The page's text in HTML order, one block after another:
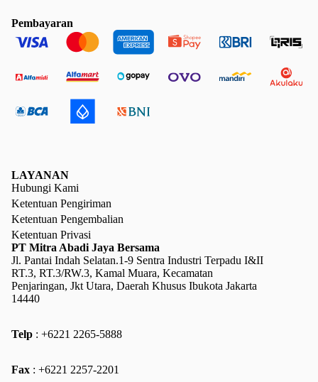
Pembayaran
LAYANAN
Hubungi Kami
Ketentuan Pengiriman
Ketentuan Pengembalian
Ketentuan Privasi
PT Mitra Abadi Jaya Bersama
Jl. Pantai Indah Selatan.1-9 Sentra Industri Terpadu I&II
RT.3, RT.3/RW.3, Kamal Muara, Kecamatan
Penjaringan, Jkt Utara, Daerah Khusus Ibukota Jakarta
14440
Telp : +6221 2265-5888
Fax : +6221 2257-2201